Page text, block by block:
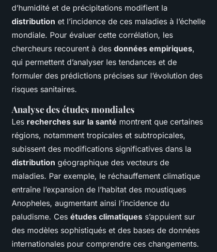
d’humidité et de précipitations modifient la
distribution et l’incidence de ces maladies à l’échelle
mondiale. Pour évaluer cette corrélation, les
chercheurs recourent à des données empiriques,
qui permettent d’analyser les tendances et de
formuler des prédictions précises sur l’évolution des
risques sanitaires.
Analyse des études mondiales
Les recherches sur la santé montrent que certaines
régions, notamment tropicales et subtropicales,
subissent des modifications significatives dans la
distribution géographique des vecteurs de
maladies. Par exemple, le réchauffement climatique
entraîne l’expansion de l’habitat des moustiques
Anopheles, augmentant ainsi l’incidence du
paludisme. Ces études climatiques s’appuient sur
des modèles sophistiqués et des bases de données
internationales pour comprendre ces changements.